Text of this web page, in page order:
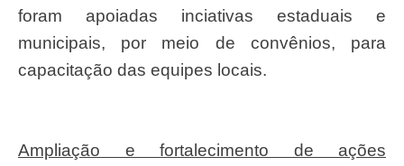
foram apoiadas inciativas estaduais e
municipais, por meio de convênios, para
capacitação das equipes locais.
Ampliação e fortalecimento de ações